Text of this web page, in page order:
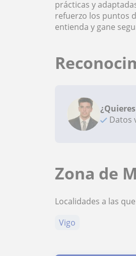
prácticas y
refuerzo los puntos
entienda y gane
Datos
Zona de
Localidades a las
Vigo